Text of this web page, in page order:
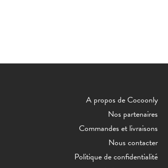
A propos de Cocoonly
Nos partenaires
Commandes et livraisons
Nous contacter
Politique de confidentialité